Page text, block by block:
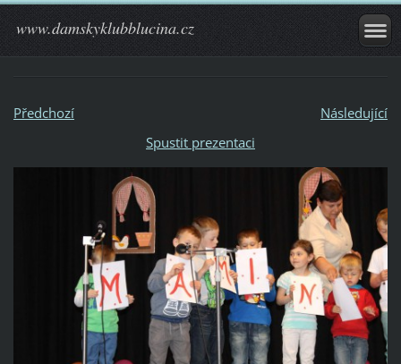
www.damskyklubblucina.cz
Předchozí
Následující
Spustit prezentaci